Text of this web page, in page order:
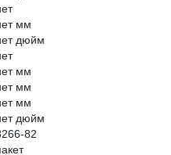
мм
дюйм
мм
мм
мм
дюйм
82